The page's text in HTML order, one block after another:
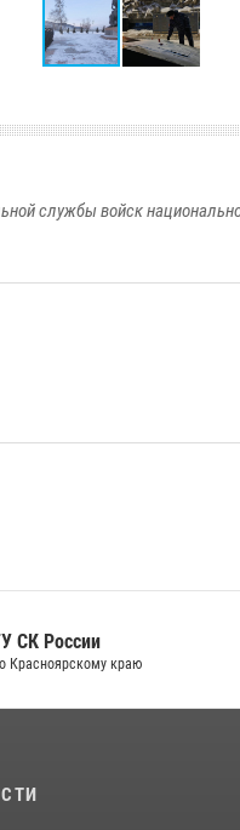
службы войск
СК России
Красноярскому краю